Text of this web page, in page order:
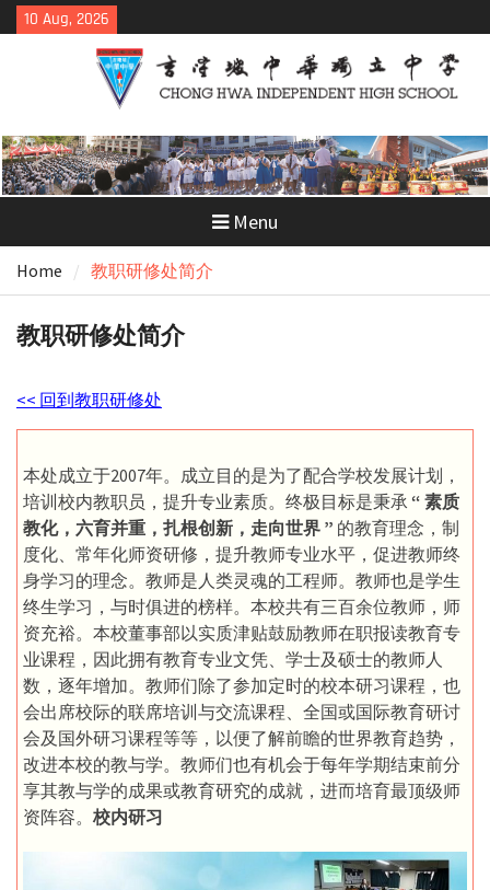
Skip
to
10 Aug, 2026
Menu
Home 教职研修处简介
教职研修处简介
<< 回到教职研修处
本处成立于2007年。成立目的是为了配合学校发展计划，
培训校内教职员，提升专业素质。终极目标是秉承 “ 素质
教化，六育并重，扎根创新，走向世界 ” 的教育理念，制
度化、常年化师资研修，提升教师专业水平，促进教师终
身学习的理念。教师是人类灵魂的工程师。教师也是学生
终生学习，与时俱进的榜样。本校共有三百余位教师，师
资充裕。本校董事部以实质津贴鼓励教师在职报读教育专
业课程，因此拥有教育专业文凭、学士及硕士的教师人
数，逐年增加。教师们除了参加定时的校本研习课程，也
会出席校际的联席培训与交流课程、全国或国际教育研讨
会及国外研习课程等等，以便了解前瞻的世界教育趋势，
改进本校的教与学。教师们也有机会于每年学期结束前分
享其教与学的成果或教育研究的成就，进而培育最顶级师
资阵容。 校内研习